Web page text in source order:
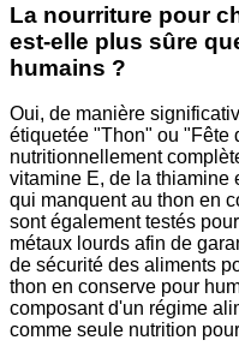
La nourriture pour
est-elle plus sûre
humains ?
Oui, de manière
étiquetée "Thon" ou "Fête
nutritionnellement
vitamine E, de la thiamine
qui manquent au thon en
sont également testés
métaux lourds afin de
de sécurité des aliments
thon en conserve pour
composant d'un régime
comme seule nutrition